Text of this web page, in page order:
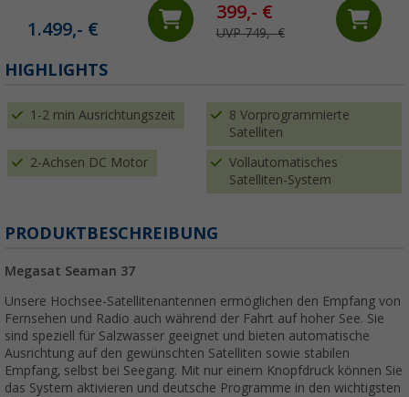
1.499,- €
399,- €
UVP 749,- €
HIGHLIGHTS
1-2 min Ausrichtungszeit
8 Vorprogrammierte
Satelliten
2-Achsen DC Motor
Vollautomatisches
Satelliten-System
PRODUKTBESCHREIBUNG
Megasat Seaman 37
Unsere Hochsee-Satellitenantennen ermöglichen den Empfang von
Fernsehen und Radio auch während der Fahrt auf hoher See. Sie
sind speziell für Salzwasser geeignet und bieten automatische
Ausrichtung auf den gewünschten Satelliten sowie stabilen
Empfang, selbst bei Seegang. Mit nur einem Knopfdruck können Sie
das System aktivieren und deutsche Programme in den wichtigsten